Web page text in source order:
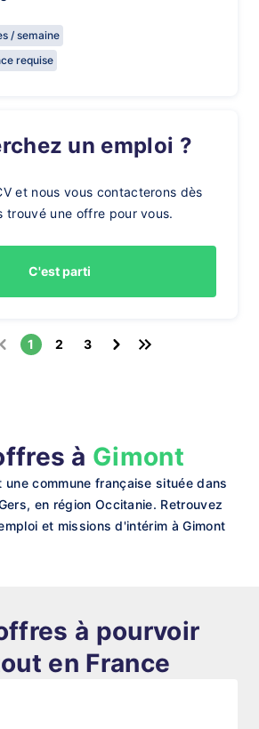
/ semaine
requise
un emploi ?
et nous vous contacterons dès
trouvé une offre pour vous.
C'est parti
1 2 3
à Gimont
commune française située dans
en région Occitanie. Retrouvez
et missions d'intérim à Gimont
à pourvoir
en France